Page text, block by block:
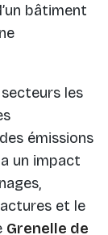
bâtiment
les
émissions
un impact
et le
Grenelle de